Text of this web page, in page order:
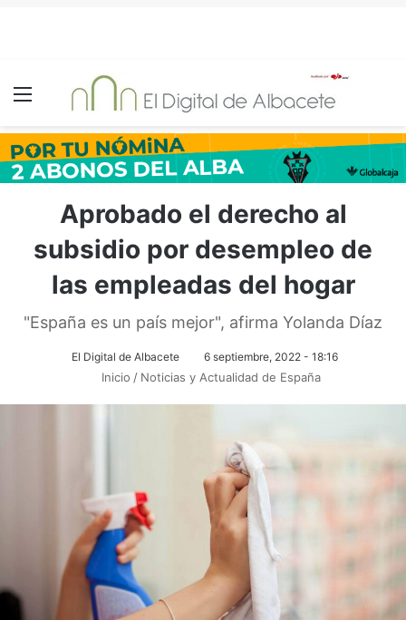
Menú
Aprobado el derecho al
subsidio por desempleo de
las empleadas del hogar
"España es un país mejor", afirma Yolanda Díaz
El Digital de Albacete 6 septiembre, 2022 - 18:16
Inicio / Noticias y Actualidad de España